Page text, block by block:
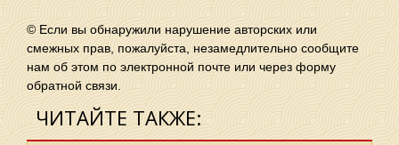
© Если вы обнаружили нарушение авторских или
смежных прав, пожалуйста, незамедлительно сообщите
нам об этом по электронной почте или через форму
обратной связи.
ЧИТАЙТЕ ТАКЖЕ: